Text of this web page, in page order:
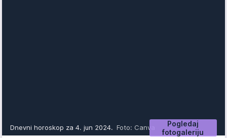
Pogledaj
fotogaleriju
Dnevni horoskop za 4. jun 2024. Foto: Canva